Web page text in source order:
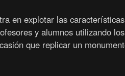
y alumnos utilizando los
que replicar un